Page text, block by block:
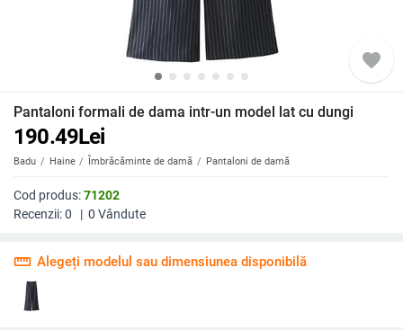
favorite
Pantaloni formali de dama intr-un model lat cu dungi
190.49Lei
Badu Haine Îmbrăcăminte de damă Pantaloni de damă
Cod produs:71202
Recenzii:0 | 0 Vândute
straighten Alegeți modelul sau dimensiunea disponibilă